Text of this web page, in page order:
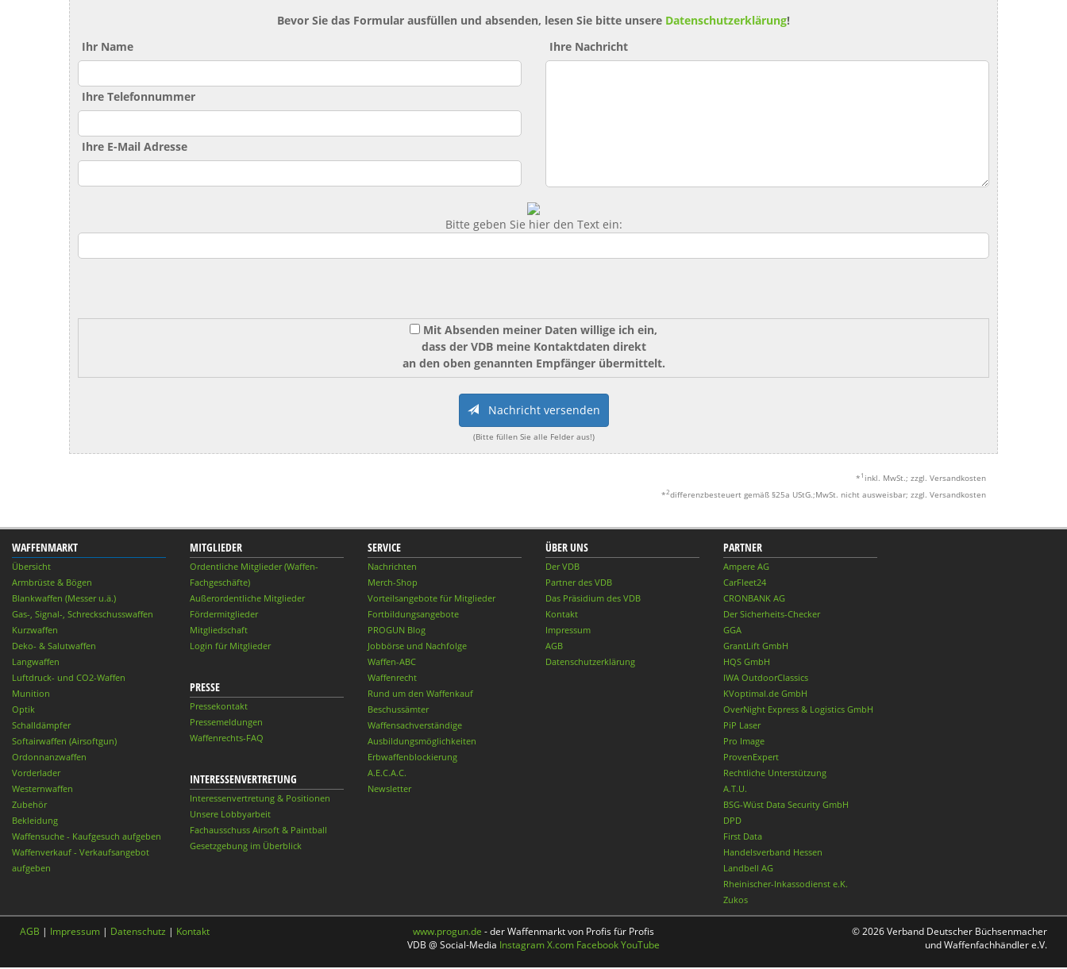
Bevor Sie das Formular ausfüllen und absenden, lesen Sie bitte unsere Datenschutzerklärung!
Ihr Name
Ihre Telefonnummer
Ihre E-Mail Adresse
Ihre Nachricht
Bitte geben Sie hier den Text ein:
Mit Absenden meiner Daten willige ich ein,
dass der VDB meine Kontaktdaten direkt
an den oben genannten Empfänger übermittelt.
Nachricht versenden
(Bitte füllen Sie alle Felder aus!)
* 1 inkl. MwSt.; zzgl. Versandkosten
*2differenzbesteuert gemäß §25a UStG.;MwSt. nicht ausweisbar; zzgl. Versandkosten
WAFFENMARKT
Übersicht
Armbrüste & Bögen
Blankwaffen (Messer u.ä.)
Gas-, Signal-, Schreckschusswaffen
Kurzwaffen
Deko- & Salutwaffen
Langwaffen
Luftdruck- und CO2-Waffen
Munition
Optik
Schalldämpfer
Softairwaffen (Airsoftgun)
Ordonnanzwaffen
Vorderlader
Westernwaffen
Zubehör
Bekleidung
Waffensuche - Kaufgesuch aufgeben
Waffenverkauf - Verkaufsangebot
aufgeben
MITGLIEDER
Ordentliche Mitglieder (Waffen-
Fachgeschäfte)
Außerordentliche Mitglieder
Fördermitglieder
Mitgliedschaft
Login für Mitglieder
PRESSE
Pressekontakt
Pressemeldungen
Waffenrechts-FAQ
INTERESSENVERTRETUNG
Interessenvertretung & Positionen
Unsere Lobbyarbeit
Fachausschuss Airsoft & Paintball
Gesetzgebung im Überblick
SERVICE
Nachrichten
Merch-Shop
Vorteilsangebote für Mitglieder
Fortbildungsangebote
PROGUN Blog
Jobbörse und Nachfolge
Waffen-ABC
Waffenrecht
Rund um den Waffenkauf
Beschussämter
Waffensachverständige
Ausbildungsmöglichkeiten
Erbwaffenblockierung
A.E.C.A.C.
Newsletter
ÜBER UNS
Der VDB
Partner des VDB
Das Präsidium des VDB
Kontakt
Impressum
AGB
Datenschutzerklärung
PARTNER
Ampere AG
CarFleet24
CRONBANK AG
Der Sicherheits-Checker
GGA
GrantLift GmbH
HQS GmbH
IWA OutdoorClassics
KVoptimal.de GmbH
OverNight Express & Logistics GmbH
PiP Laser
Pro Image
ProvenExpert
Rechtliche Unterstützung
A.T.U.
BSG-Wüst Data Security GmbH
DPD
First Data
Handelsverband Hessen
Landbell AG
Rheinischer-Inkassodienst e.K.
Zukos
AGB | Impressum | Datenschutz | Kontakt www.progun.de - der Waffenmarkt von Profis für Profis
VDB @ Social-Media InstagramX.com FacebookYouTube
© 2026 Verband Deutscher Büchsenmacher
und Waffenfachhändler e.V.